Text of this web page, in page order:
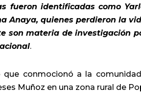
fueron identificadas como
Anaya, quienes perdieron la
son materia de investigación
.
que conmocionó a la
Muñoz en una zona rural de